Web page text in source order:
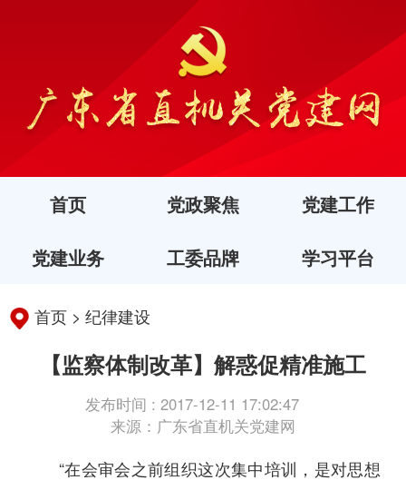
首页 党政聚焦 党建工作
党建业务 工委品牌 学习平台
首页 >纪律建设
【监察体制改革】解惑促精准施工
发布时间 : 2017-12-11 17:02:47
来源：广东省直机关党建网
“在会审会之前组织这次集中培训，是对思想